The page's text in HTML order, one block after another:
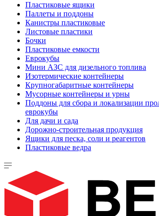
Пластиковые ящики
Паллеты и поддоны
Канистры пластиковые
Листовые пластики
Бочки
Пластиковые емкости
Еврокубы
Мини АЗС для дизельного топлива
Изотермические контейнеры
Крупногабаритные контейнеры
Мусорные контейнеры и урны
Поддоны для сбора и локализации
еврокубы
Для дачи и сада
Дорожно-строительная продукция
Ящики для песка, соли и реагентов
Пластиковые ведра